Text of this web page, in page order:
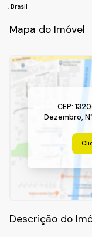
, Brasil
Mapa do Imóvel
CEP:
Dezembro,
Descrição do